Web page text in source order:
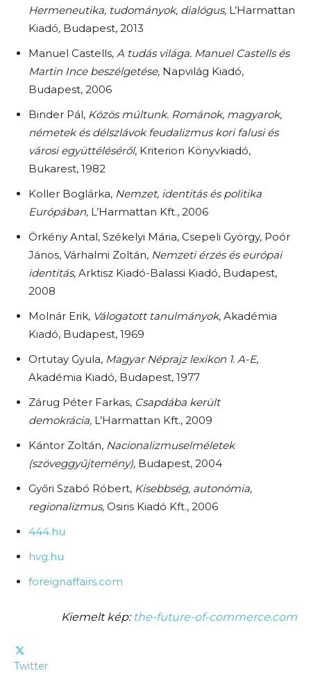
Hermeneutika, tudományok, dialógus, L’Harmattan
Kiadó, Budapest, 2013
Manuel Castells, A tudás világa. Manuel Castells és
Martin Ince beszélgetése, Napvilág Kiadó,
Budapest, 2006
Binder Pál, Közös múltunk. Románok, magyarok,
németek és délszlávok feudalizmus kori falusi és
városi együttéléséről, Kriterion Könyvkiadó,
Bukarest, 1982
Koller Boglárka, Nemzet, identitás és politika
Európában, L’Harmattan Kft., 2006
Örkény Antal, Székelyi Mária, Csepeli György, Poór
János, Várhalmi Zoltán, Nemzeti érzés és európai
identitás, Arktisz Kiadó-Balassi Kiadó, Budapest,
2008
Molnár Erik, Válogatott tanulmányok, Akadémia
Kiadó, Budapest, 1969
Ortutay Gyula, Magyar Néprajz lexikon 1. A-E,
Akadémia Kiadó, Budapest, 1977
Zárug Péter Farkas, Csapdába került
demokrácia, L’Harmattan Kft., 2009
Kántor Zoltán, Nacionalizmuselméletek
(szöveggyűjtemény), Budapest, 2004
Győri Szabó Róbert, Kisebbség, autonómia,
regionalizmus, Osiris Kiadó Kft., 2006
444.hu
hvg.hu
foreignaffairs.com
Kiemelt kép: the-future-of-commerce.com
Twitter